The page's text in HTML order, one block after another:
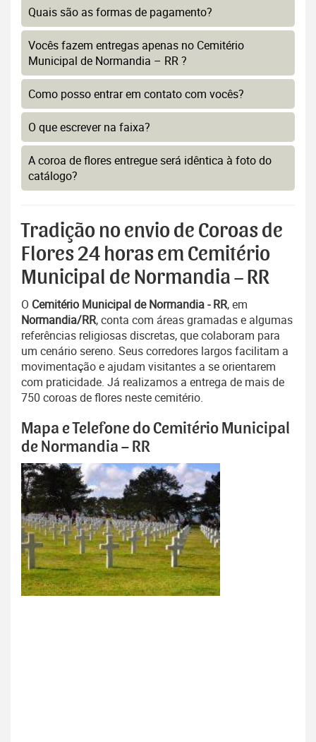
Quais são as formas de pagamento?
Vocês fazem entregas apenas no Cemitério
Municipal de Normandia – RR ?
Como posso entrar em contato com vocês?
O que escrever na faixa?
A coroa de flores entregue será idêntica à foto do
catálogo?
Tradição no envio de Coroas de
Flores 24 horas em Cemitério
Municipal de Normandia – RR
O Cemitério Municipal de Normandia - RR, em
Normandia/RR, conta com áreas gramadas e algumas
referências religiosas discretas, que colaboram para
um cenário sereno. Seus corredores largos facilitam a
movimentação e ajudam visitantes a se orientarem
com praticidade. Já realizamos a entrega de mais de
750 coroas de flores neste cemitério.
Mapa e Telefone do Cemitério Municipal
de Normandia – RR